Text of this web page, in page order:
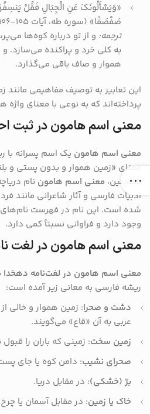
«وَیَسْأَلُونَکَ عَنِ الْجِبَالِ فَقُلْ
صَفْصَفًا» (سوره طه، آیات ۱۰۵-۱۰۶)
ترجمه: و از تو درباره کوه‌ها
به کلی خرد و پراکنده
هموار و صاف باقی می‌گذارد.
این تعابیر به توصیف مفاهیمی
پرداخته‌اند که به نوعی با معنای
معنی اسم هامون در ثبت
معنی اسم هامون یک اسم پسرانه
معنای «زمین هموار و بدون پستی و
همچنین، معنی اسم هامون نام
ادبیات فارسی و آثار شاعرانی مانند
شده است. این نام در فهرست نام‌های
وجود دارد و فراوانی نسبتاً کمی دارد.
معنی اسم هامون در لغت
معنی اسم هامون در لغت‌نامه دهخدا
ریشه فارسی به معانی زیر آمده است:
دشت و صحرا: زمین هموار و خالی
عربی به آن «قاع» می‌گویند.
زمین سخت: زمینی که باران را
صحرای نشیب: دامن کوه یا جای
برّ (خشکی): در مقابل دریا.
خاک یا زمین: در مقابل آسمان یا